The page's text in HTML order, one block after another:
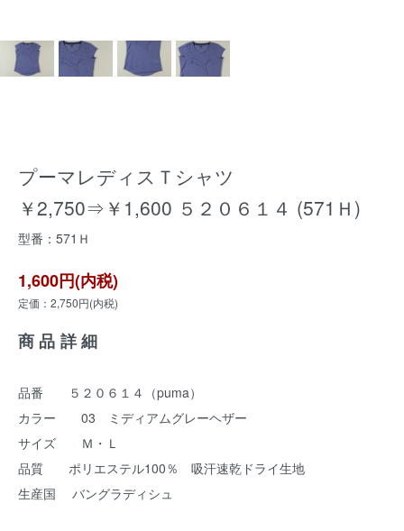
プーマレディスＴシャツ
￥2,750⇒￥1,600 ５２０６１４ (571Ｈ)
型番：571Ｈ
1,600円(内税)
定価：2,750円(内税)
商品詳細
品番 ５２０６１４（puma）
カラー 03 ミディアムグレーヘザー
サイズ Ｍ・Ｌ
品質 ポリエステル100％ 吸汗速乾ドライ生地
生産国 バングラディシュ